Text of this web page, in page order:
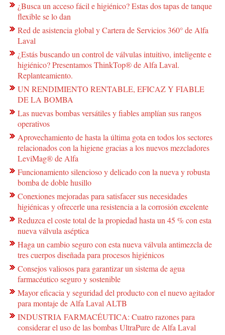
¿Busca un acceso fácil e higiénico? Estas dos tapas de tanque
flexible se lo dan
Red de asistencia global y Cartera de Servicios 360° de Alfa
Laval
¿Estás buscando un control de válvulas intuitivo, inteligente e
higiénico? Presentamos ThinkTop® de Alfa Laval.
Replanteamiento.
UN RENDIMIENTO RENTABLE, EFICAZ Y FIABLE
DE LA BOMBA
Las nuevas bombas versátiles y fiables amplían sus rangos
operativos
Aprovechamiento de hasta la última gota en todos los sectores
relacionados con la higiene gracias a los nuevos mezcladores
LeviMag® de Alfa
Funcionamiento silencioso y delicado con la nueva y robusta
bomba de doble husillo
Conexiones mejoradas para satisfacer sus necesidades
higiénicas y ofrecerle una resistencia a la corrosión excelente
Reduzca el coste total de la propiedad hasta un 45 % con esta
nueva válvula aséptica
Haga un cambio seguro con esta nueva válvula antimezcla de
tres cuerpos diseñada para procesos higiénicos
Consejos valiosos para garantizar un sistema de agua
farmacéutico seguro y sostenible
Mayor eficacia y seguridad del producto con el nuevo agitador
para montaje de Alfa Laval ALTB
INDUSTRIA FARMACÉUTICA: Cuatro razones para
considerar el uso de las bombas UltraPure de Alfa Laval